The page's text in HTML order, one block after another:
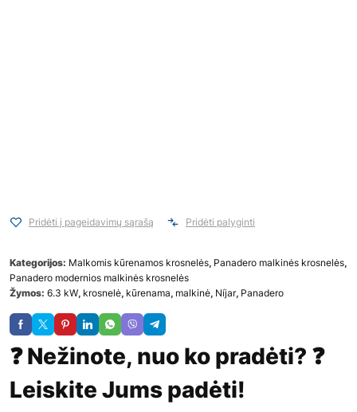
Pridėti į pageidavimų sąrašą Pridėti palyginti
Kategorijos: Malkomis kūrenamos krosnelės, Panadero malkinės krosnelės,
Panadero modernios malkinės krosnelės
Žymos: 6.3 kW, krosnelė, kūrenama, malkinė, Níjar, Panadero
❓ Nežinote, nuo ko pradėti? ❓
Leiskite Jums padėti!